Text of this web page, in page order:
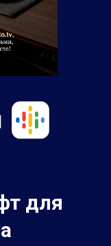
для